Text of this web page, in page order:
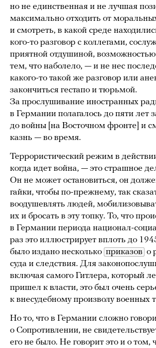
но не единственная и не лучшая
максимально отходить от
и смотреть, в какой среде
кого-то разговор с коллегами,
приятной отдушиной,
тем, что наболело, — и не нес
какого-то такой же разговор или
закончиться гестапо и тюрьмой.
За прослушивание иностранных
в Германии полагалось до пяти лет
до войны [на Восточном фронте] и
казнь — во время.
Террористический режим в
когда идет война, — это страшное
Он не может остановиться, он
гайки, чтобы по-прежнему, так
воодушевлять людей,
их и бросать в эту топку. То, что
в Германии периода национал-
раз это иллюстрирует вплоть до
было издано несколько приказов о
суда и следствия. Для
включая самого Гитлера, который
пришел к власти, это был очень
к внесудебному произволу военных
Но то, что в Германии сложно
о Сопротивлении, не
его не было. Не говорит это и о том,